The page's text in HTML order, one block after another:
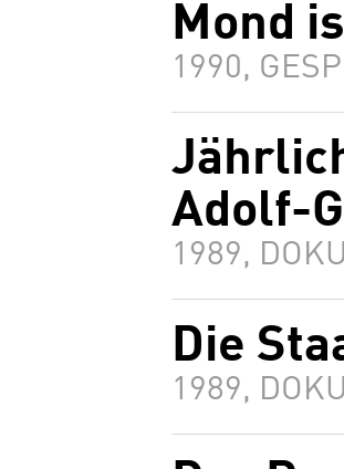
Mond
1990,
Adolf-
1989,
Die
1989,